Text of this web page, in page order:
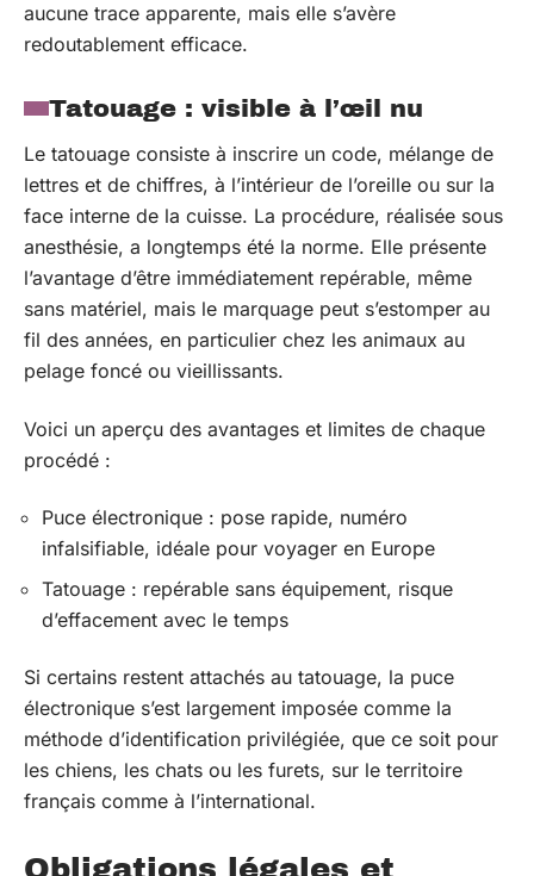
aucune trace apparente, mais elle s’avère
redoutablement efficace.
Tatouage : visible à l’œil nu
Le tatouage consiste à inscrire un code, mélange de
lettres et de chiffres, à l’intérieur de l’oreille ou sur la
face interne de la cuisse. La procédure, réalisée sous
anesthésie, a longtemps été la norme. Elle présente
l’avantage d’être immédiatement repérable, même
sans matériel, mais le marquage peut s’estomper au
fil des années, en particulier chez les animaux au
pelage foncé ou vieillissants.
Voici un aperçu des avantages et limites de chaque
procédé :
Puce électronique : pose rapide, numéro
infalsifiable, idéale pour voyager en Europe
Tatouage : repérable sans équipement, risque
d’effacement avec le temps
Si certains restent attachés au tatouage, la puce
électronique s’est largement imposée comme la
méthode d’identification privilégiée, que ce soit pour
les chiens, les chats ou les furets, sur le territoire
français comme à l’international.
Obligations légales et